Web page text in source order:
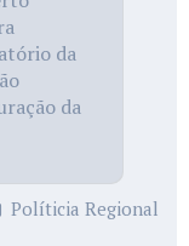
da
da
Políticia Regional